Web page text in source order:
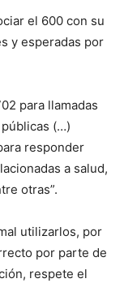
el 600 con su
y esperadas por
para llamadas
(…)
responder
a salud,
otras”.
utilizarlos, por
por parte de
respete el